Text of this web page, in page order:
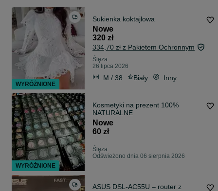
Sukienka koktajlowa
Nowe
320 zł
334,70 zł z Pakietem Ochronnym
Ślęza
26 lipca 2026
M / 38 Biały Inny
Kosmetyki na prezent 100%
NATURALNE
Nowe
60 zł
Ślęza
Odświeżono dnia 06 sierpnia 2026
ASUS DSL-AC55U – router z
WYRÓŻNIONE
WYRÓŻNIONE